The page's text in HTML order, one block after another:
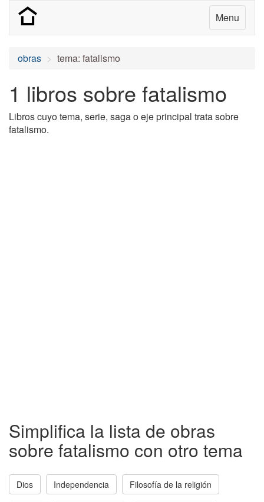
Menu
obras tema: fatalismo
1 libros sobre fatalismo
Libros cuyo tema, serie, saga o eje principal trata sobre
fatalismo.
Simplifica la lista de obras
sobre fatalismo con otro tema
Dios Independencia Filosofía de la religión